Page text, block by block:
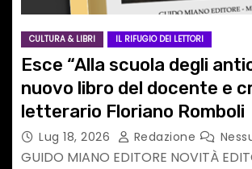
CULTURA & LIBRI IL RIFUGIO DEI LETTORI
Esce “Alla scuola degli
nuovo libro del docente e
letterario Floriano Romboli
Lug 18, 2026 Redazione
GUIDO MIANO EDITORE NOVITÀ